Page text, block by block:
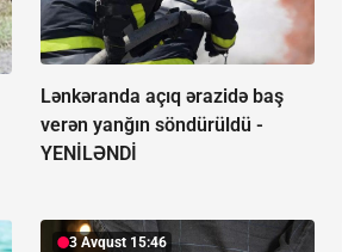
Lənkəranda açıq ərazidə baş
verən yanğın söndürüldü -
YENİLƏNDİ
3 Avqust 15:46